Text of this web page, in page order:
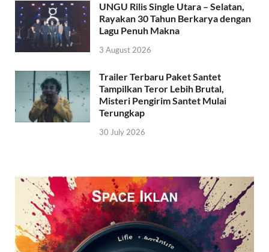
UNGU Rilis Single Utara – Selatan,
Rayakan 30 Tahun Berkarya dengan
Lagu Penuh Makna
3 August 2026
Trailer Terbaru Paket Santet
Tampilkan Teror Lebih Brutal,
Misteri Pengirim Santet Mulai
Terungkap
30 July 2026